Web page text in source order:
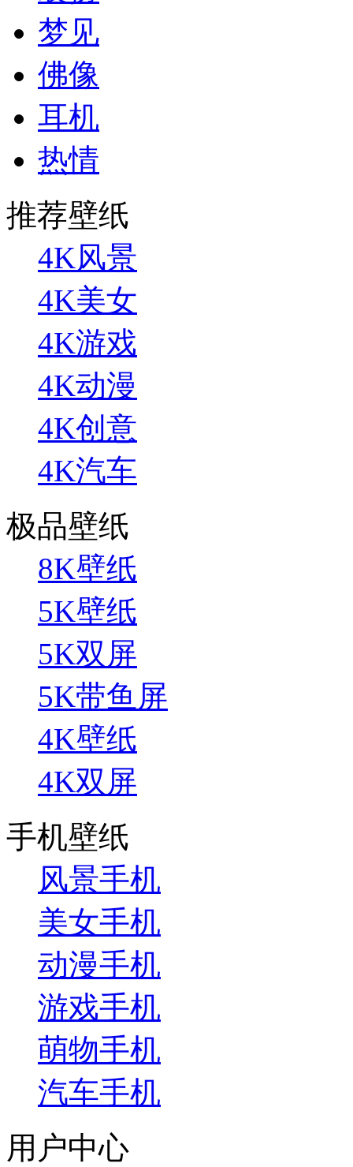
梦见
佛像
耳机
热情
推荐壁纸
4K风景
4K美女
4K游戏
4K动漫
4K创意
4K汽车
极品壁纸
8K壁纸
5K壁纸
5K双屏
5K带鱼屏
4K壁纸
4K双屏
手机壁纸
风景手机
美女手机
动漫手机
游戏手机
萌物手机
汽车手机
用户中心